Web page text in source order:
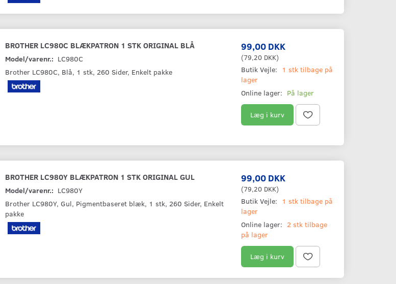
BROTHER LC980C BLÆKPATRON 1 STK ORIGINAL BLÅ
Model/varenr.: LC980C
Brother LC980C, Blå, 1 stk, 260 Sider, Enkelt pakke
99,00 DKK
(79,20 DKK)
Butik Vejle:
1 stk tilbage på
lager
Online lager: På lager
Læg i kurv
BROTHER LC980Y BLÆKPATRON 1 STK ORIGINAL GUL
Model/varenr.: LC980Y
Brother LC980Y, Gul, Pigmentbaseret blæk, 1 stk, 260 Sider, Enkelt
pakke
99,00 DKK
(79,20 DKK)
Butik Vejle:
1 stk tilbage på
lager
Online lager: 2 stk tilbage
på lager
Læg i kurv